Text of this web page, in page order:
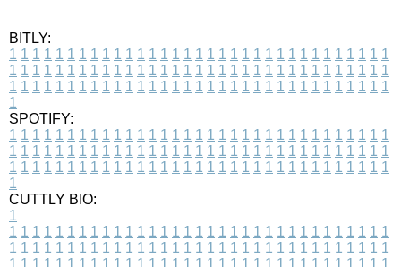
BITLY:
1 1 1 1 1 1 1 1 1 1 1 1 1 1 1 1 1 1 1 1 1 1 1 1 1 1 1 1 1 1 1 1 1
1 1 1 1 1 1 1 1 1 1 1 1 1 1 1 1 1 1 1 1 1 1 1 1 1 1 1 1 1 1 1 1 1
1 1 1 1 1 1 1 1 1 1 1 1 1 1 1 1 1 1 1 1 1 1 1 1 1 1 1 1 1 1 1 1 1
1
SPOTIFY:
1 1 1 1 1 1 1 1 1 1 1 1 1 1 1 1 1 1 1 1 1 1 1 1 1 1 1 1 1 1 1 1 1
1 1 1 1 1 1 1 1 1 1 1 1 1 1 1 1 1 1 1 1 1 1 1 1 1 1 1 1 1 1 1 1 1
1 1 1 1 1 1 1 1 1 1 1 1 1 1 1 1 1 1 1 1 1 1 1 1 1 1 1 1 1 1 1 1 1
1
CUTTLY BIO:
1
1 1 1 1 1 1 1 1 1 1 1 1 1 1 1 1 1 1 1 1 1 1 1 1 1 1 1 1 1 1 1 1 1
1 1 1 1 1 1 1 1 1 1 1 1 1 1 1 1 1 1 1 1 1 1 1 1 1 1 1 1 1 1 1 1 1
1 1 1 1 1 1 1 1 1 1 1 1 1 1 1 1 1 1 1 1 1 1 1 1 1 1 1 1 1 1 1 1 1